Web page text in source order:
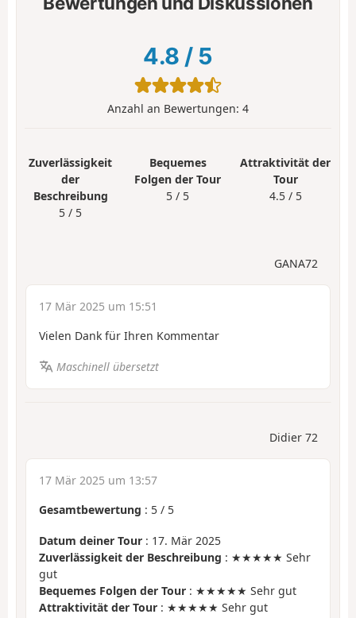
4.8 / 5
Anzahl an Bewertungen: 4
Zuverlässigkeit
der
Beschreibung
5 / 5
Bequemes
Folgen der Tour
5 / 5
Attraktivität der
Tour
4.5 / 5
GANA72
17 Mär 2025 um 15:51
Vielen Dank für Ihren Kommentar
Maschinell übersetzt
Didier 72
17 Mär 2025 um 13:57
Gesamtbewertung : 5 / 5
Datum deiner Tour : 17. Mär 2025
Zuverlässigkeit der Beschreibung : ★★★★★ Sehr
gut
Bequemes Folgen der Tour : ★★★★★ Sehr gut
Attraktivität der Tour : ★★★★★ Sehr gut